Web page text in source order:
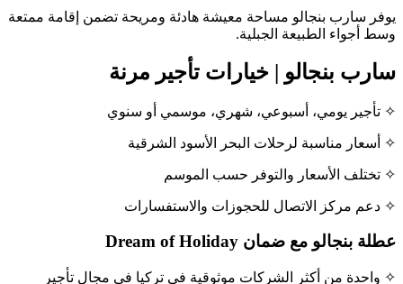
يوفر سارب بنجالو مساحة معيشة هادئة ومريحة تضمن إقامة ممتعة
وسط أجواء الطبيعة الجبلية.
سارب بنجالو | خيارات تأجير مرنة
✧ تأجير يومي، أسبوعي، شهري، موسمي أو سنوي
✧ أسعار مناسبة لرحلات البحر الأسود الشرقية
✧ تختلف الأسعار والتوفر حسب الموسم
✧ دعم مركز الاتصال للحجوزات والاستفسارات
عطلة بنجالو مع ضمان Dream of Holiday
✧ واحدة من أكثر الشركات موثوقية في تركيا في مجال تأجير